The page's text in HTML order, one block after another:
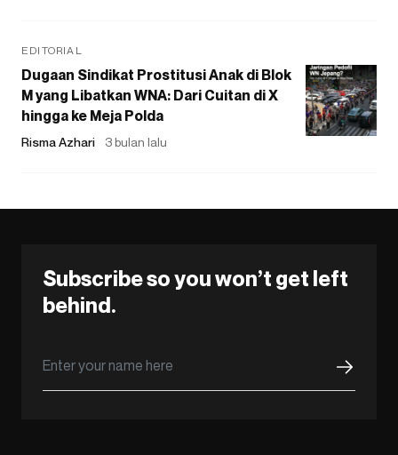
EDITORIAL
Dugaan Sindikat Prostitusi Anak di Blok
M yang Libatkan WNA: Dari Cuitan di X
hingga ke Meja Polda
Risma Azhari 3 bulan lalu
Subscribe so you won’t get left
behind.